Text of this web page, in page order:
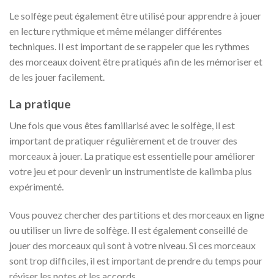
Le solfège peut également être utilisé pour apprendre à jouer
en lecture rythmique et même mélanger différentes
techniques. Il est important de se rappeler que les rythmes
des morceaux doivent être pratiqués afin de les mémoriser et
de les jouer facilement.
La pratique
Une fois que vous êtes familiarisé avec le solfège, il est
important de pratiquer régulièrement et de trouver des
morceaux à jouer. La pratique est essentielle pour améliorer
votre jeu et pour devenir un instrumentiste de kalimba plus
expérimenté.
Vous pouvez chercher des partitions et des morceaux en ligne
ou utiliser un livre de solfège. Il est également conseillé de
jouer des morceaux qui sont à votre niveau. Si ces morceaux
sont trop difficiles, il est important de prendre du temps pour